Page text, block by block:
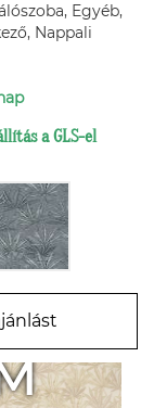
Egyéb,
Nappali
a GLS-el